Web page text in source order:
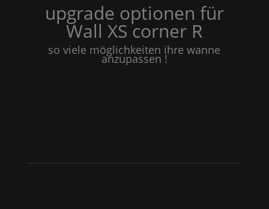
upgrade optionen für
Wall XScorner R
so viele möglichkeiten ihre wanne
anzupassen !